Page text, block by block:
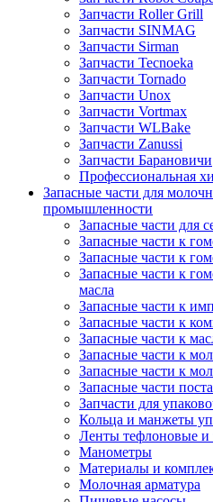
Запчасти Roller Grill
Запчасти SINMAG
Запчасти Sirman
Запчасти Tecnoeka
Запчасти Tornado
Запчасти Unox
Запчасти Vortmax
Запчасти WLBake
Запчасти Zanussi
Запчасти Барановичи
Профессиональная
Запасные части для
промышленности
Запасные части для
Запасные части к
Запасные части к
Запасные части к
масла
Запасные части к
Запасные части к
Запасные части к
Запасные части к
Запасные части к
Запасные части
Запчасти для
Кольца и манжеты
Ленты тефлоновые и
Манометры
Материалы и
Молочная арматура